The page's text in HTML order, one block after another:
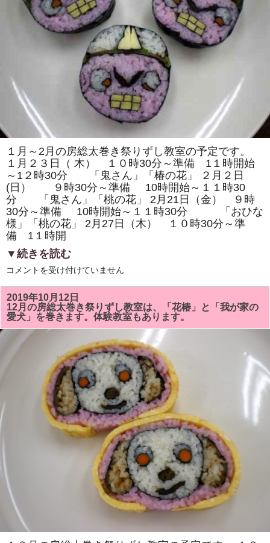
ス」
体
験
室」
て
紹
介
さ
ま
し
た!!
は
１月～2月の房総太巻き祭りずし教室の予定です。
１月２３日（ 木） １０時30分～準備 1１時開始
～1２時30分 「鬼さん」「椿の花」 ２月２日
(日） ９時30分～準備 10時開始～１１時30
分 「鬼さん」「桃の花」 2月21日（金） ９時
30分～準備 10時開始～１１時30分 「おひな
様」「桃の花」 2月27日（木） １０時30分～準
備 1１時開
▼続きを読む
１
～
2
月
の
房
総
寿
あ
り
ま
す。
コメントを受け付けていません
2019年10月12日
12月の房総太巻き祭りずし教室は、「花椿」と「我が家の
愛犬」を巻きます。体験教室もあります。